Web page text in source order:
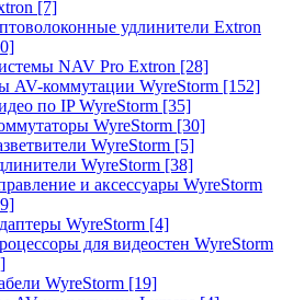
[7]
удлинители Extron
NAV Pro Extron [28]
AV-коммутации WyreStorm [152]
по IP WyreStorm [35]
WyreStorm [30]
WyreStorm [5]
WyreStorm [38]
и аксессуары WyreStorm
WyreStorm [4]
для видеостен WyreStorm
WyreStorm [19]